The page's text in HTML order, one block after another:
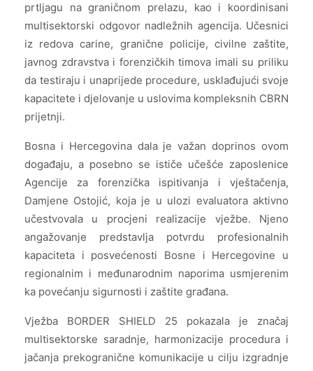
prtljagu na graničnom prelazu, kao i koordinisani
multisektorski odgovor nadležnih agencija. Učesnici
iz redova carine, granične policije, civilne zaštite,
javnog zdravstva i forenzičkih timova imali su priliku
da testiraju i unaprijede procedure, usklađujući svoje
kapacitete i djelovanje u uslovima kompleksnih CBRN
prijetnji.
Bosna i Hercegovina dala je važan doprinos ovom
događaju, a posebno se ističe učešće zaposlenice
Agencije za forenzička ispitivanja i vještačenja,
Damjene Ostojić, koja je u ulozi evaluatora aktivno
učestvovala u procjeni realizacije vježbe. Njeno
angažovanje predstavlja potvrdu profesionalnih
kapaciteta i posvećenosti Bosne i Hercegovine u
regionalnim i međunarodnim naporima usmjerenim
ka povećanju sigurnosti i zaštite građana.
Vježba BORDER SHIELD 25 pokazala je značaj
multisektorske saradnje, harmonizacije procedura i
jačanja prekogranične komunikacije u cilju izgradnje